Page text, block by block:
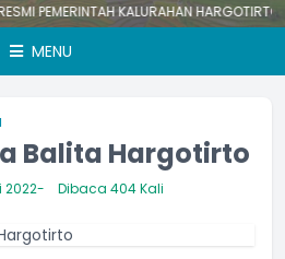
KALURAHAN HARGOTIRTO
MENU
Balita Hargotirto
2022 Dibaca 404 Kali